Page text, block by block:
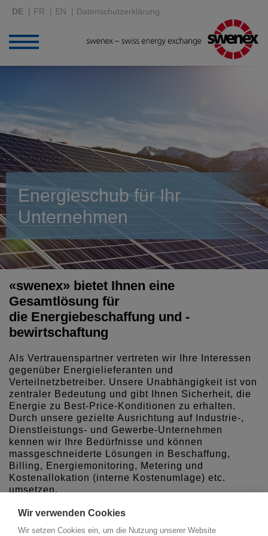
DE FR EN Datenschutzerklärung
Energieschub für Ihr
Unternehmen
«swenex» bietet Ihnen eine
Gesamtlösung für
die Energiebeschaffung und -
bewirtschaftung
Als Vertrauenspartner vertreten wir Ihre Interessen
gegenüber Energielieferanten und
Verteilnetzbetreiber. Unsere Unabhängigkeit ist von
zentraler Bedeutung und gibt Ihnen Sicherheit, die
Energie zu Best-Price-Konditionen zu erhalten.
Durch unsere gezielte Ausrichtung auf Industrie-,
Dienstleistungs- und Gewerbe-Unternehmen
kennen wir Ihre Bedürfnisse und können
massgeschneiderte Lösungen in Beschaffung,
Billing, Energiemonitoring, Metering und
Kostenallokation (interne Kostenumlage) etc.
umsetzen.
Wir verwenden Cookies
Wir setzen Cookies ein, um die Nutzung unserer Website